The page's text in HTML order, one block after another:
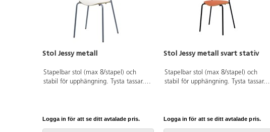
Stol Jessy metall
Stapelbar stol (max 8/stapel) och
stabil för upphängning. Tysta tassar.
silverlackerat stativ, RAL 9006. Testad
och godkänd för offentlig miljö enligt
Logga in för att se ditt avtalade pris.
Stol Jessy metall svart stativ
Stapelbar stol (max 8/stapel) och
stabil för upphängning. Tysta tassar.
svartlackerat stativ, RAL 9005. Testad
och godkänd för offentlig miljö enligt
Logga in för att se ditt avtalade pris.